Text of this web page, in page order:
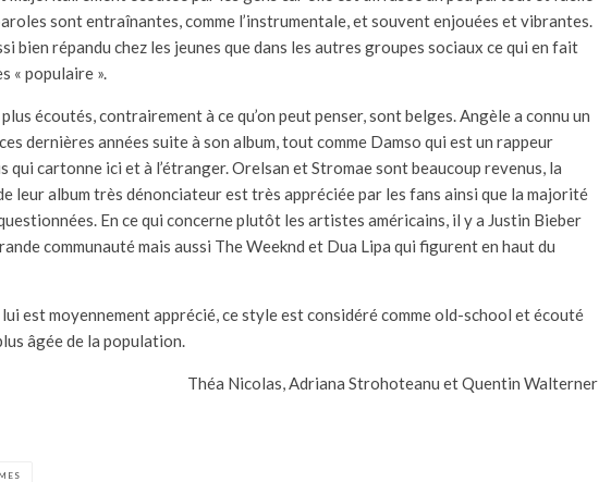
sont entraînantes, comme l’instrumentale, et souvent enjouées et vibrantes.
bien répandu chez les jeunes que dans les autres groupes sociaux ce qui en fait
« populaire ».
écoutés, contrairement à ce qu’on peut penser, sont belges. Angèle a connu un
dernières années suite à son album, tout comme Damso qui est un rappeur
qui cartonne ici et à l’étranger. Orelsan et Stromae sont beaucoup revenus, la
leur album très dénonciateur est très appréciée par les fans ainsi que la majorité
En ce qui concerne plutôt les artistes américains, il y a Justin Bieber
communauté mais aussi The Weeknd et Dua Lipa qui figurent en haut du
est moyennement apprécié, ce style est considéré comme old-school et écouté
âgée de la population.
Théa Nicolas, Adriana Strohoteanu et Quentin Walterner